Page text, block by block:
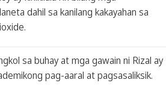
dahil sa kanilang kakayahan sa
sa buhay at mga gawain ni Rizal ay
pag-aaral at pagsasaliksik.